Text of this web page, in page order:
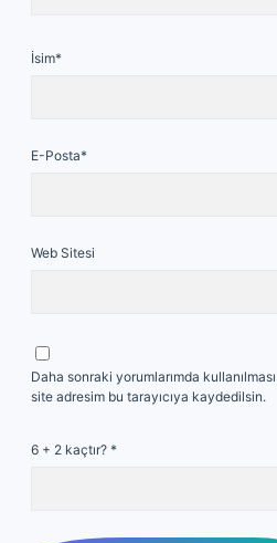
İsim*
E-Posta*
Web Sitesi
Daha sonraki yorumlarımda
site adresim bu tarayıcıya kaydedilsin.
6 + 2 kaçtır? *